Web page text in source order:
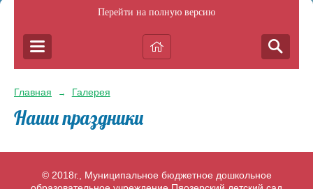
Перейти на полную версию
Главная → Галерея
Наши праздники
© 2018г., Муниципальное бюджетное дошкольное